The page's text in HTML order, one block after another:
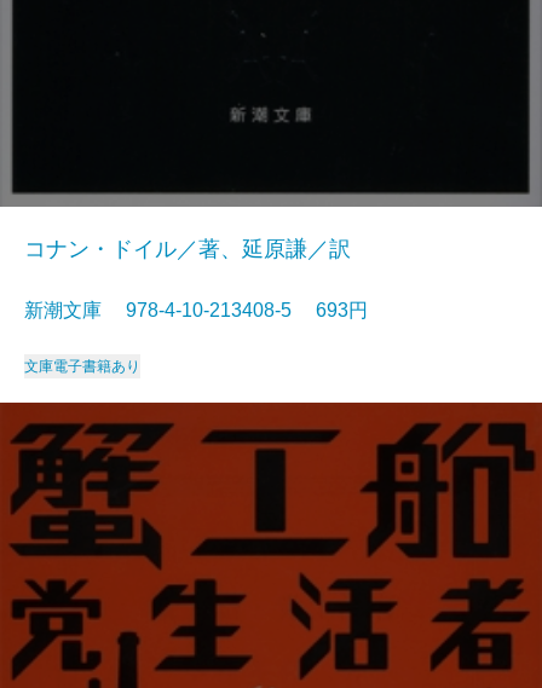
コナン・ドイル／著、延原謙／訳
新潮文庫 978-4-10-213408-5 693円
文庫電子書籍あり